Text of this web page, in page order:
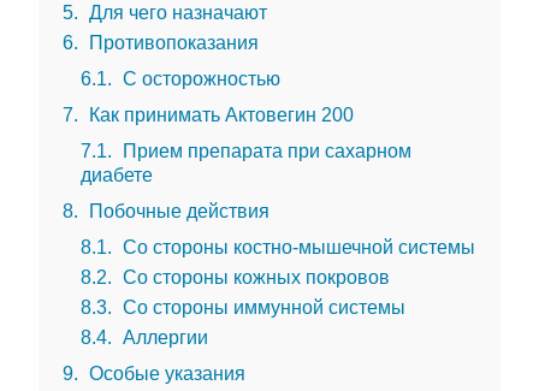
5
Для чего назначают
6
Противопоказания
6.1
С осторожностью
7
Как принимать Актовегин 200
7.1
Прием препарата при сахарном
диабете
8
Побочные действия
8.1
Со стороны костно-мышечной системы
8.2
Со стороны кожных покровов
8.3
Со стороны иммунной системы
8.4
Аллергии
9
Особые указания